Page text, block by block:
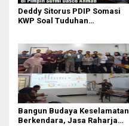
Deddy Sitorus PDIP Somasi
KWP Soal Tuduhan
Sufmi Dasco Ahmad
Bangun Budaya Keselamatan
Berkendara, Jasa Raharja